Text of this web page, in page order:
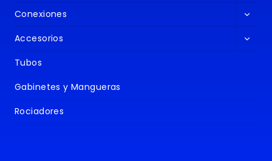
hijo
Conexiones
hijo
Accesorios
Tubos
Gabinetes y Mangueras
Rociadores